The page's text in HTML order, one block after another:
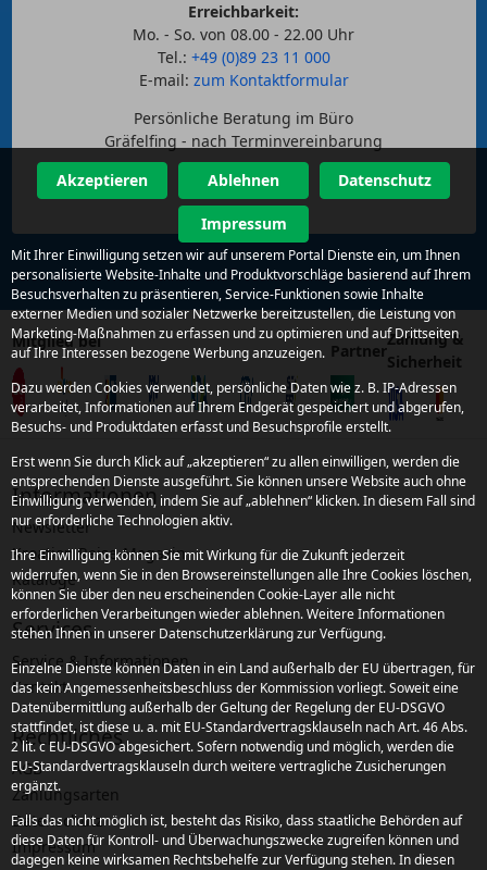
Erreichbarkeit:
Mo. - So. von 08.00 - 22.00 Uhr
Tel.: +49 (0)89 23 11 000
E-mail: zum Kontaktformular
Persönliche Beratung im Büro
Gräfelfing - nach Terminvereinbarung
Mitglied bei Partner
Zahlung &
Sicherheit
Informationen
Newsletter
Kroatien Reise-Magazin
Kataloge
Services
Service & Informationen
Kontakt
Rechtliches
AGB
Zahlungsarten
Datenschutz
Impressum
Akzeptieren Ablehnen Datenschutz
Impressum
Mit Ihrer Einwilligung setzen wir auf unserem Portal Dienste ein, um Ihnen
personalisierte Website-Inhalte und Produktvorschläge basierend auf Ihrem
Besuchsverhalten zu präsentieren, Service-Funktionen sowie Inhalte
externer Medien und sozialer Netzwerke bereitzustellen, die Leistung von
Marketing-Maßnahmen zu erfassen und zu optimieren und auf Drittseiten
auf Ihre Interessen bezogene Werbung anzuzeigen.
Dazu werden Cookies verwendet, persönliche Daten wie z. B. IP-Adressen
verarbeitet, Informationen auf Ihrem Endgerät gespeichert und abgerufen,
Besuchs- und Produktdaten erfasst und Besuchsprofile erstellt.
Erst wenn Sie durch Klick auf „akzeptieren“ zu allen einwilligen, werden die
entsprechenden Dienste ausgeführt. Sie können unsere Website auch ohne
Einwilligung verwenden, indem Sie auf „ablehnen“ klicken. In diesem Fall sind
nur erforderliche Technologien aktiv.
Ihre Einwilligung können Sie mit Wirkung für die Zukunft jederzeit
widerrufen, wenn Sie in den Browsereinstellungen alle Ihre Cookies löschen,
können Sie über den neu erscheinenden Cookie-Layer alle nicht
erforderlichen Verarbeitungen wieder ablehnen. Weitere Informationen
stehen Ihnen in unserer Datenschutzerklärung zur Verfügung.
Einzelne Dienste können Daten in ein Land außerhalb der EU übertragen, für
das kein Angemessenheitsbeschluss der Kommission vorliegt. Soweit eine
Datenübermittlung außerhalb der Geltung der Regelung der EU-DSGVO
stattfindet, ist diese u. a. mit EU-Standardvertragsklauseln nach Art. 46 Abs.
2 lit. c EU-DSGVO abgesichert. Sofern notwendig und möglich, werden die
EU-Standardvertragsklauseln durch weitere vertragliche Zusicherungen
ergänzt.
Falls das nicht möglich ist, besteht das Risiko, dass staatliche Behörden auf
diese Daten für Kontroll- und Überwachungszwecke zugreifen können und
dagegen keine wirksamen Rechtsbehelfe zur Verfügung stehen. In diesen